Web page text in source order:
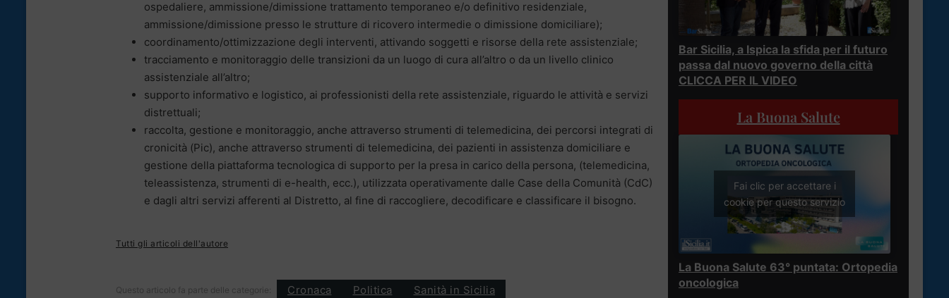
ospedaliere, ammissione/dimissione trattamento temporaneo e/o definitivo residenziale,
ammissione/dimissione presso le strutture di ricovero intermedie o dimissione domiciliare);
coordinamento/ottimizzazione degli interventi, attivando soggetti e risorse della rete assistenziale;
tracciamento e monitoraggio delle transizioni da un luogo di cura all’altro o da un livello clinico
assistenziale all’altro;
supporto informativo e logistico, ai professionisti della rete assistenziale, riguardo le attività e servizi
distrettuali;
raccolta, gestione e monitoraggio, anche attraverso strumenti di telemedicina, dei percorsi integrati di
cronicità (Pic), anche attraverso strumenti di telemedicina, dei pazienti in assistenza domiciliare e
gestione della piattaforma tecnologica di supporto per la presa in carico della persona, (telemedicina,
teleassistenza, strumenti di e-health, ecc.), utilizzata operativamente dalle Case della Comunità (CdC)
e dagli altri servizi afferenti al Distretto, al fine di raccogliere, decodificare e classificare il bisogno.
Tutti gli articoli dell'autore
Questo articolo fa parte delle categorie: Cronaca Politica Sanità in Sicilia
Bar Sicilia, a Ispica la sfida per il futuro
passa dal nuovo governo della città
CLICCA PER IL VIDEO
La Buona Salute
Fai clic per accettare i
cookie per questo servizio
La Buona Salute 63° puntata: Ortopedia
oncologica